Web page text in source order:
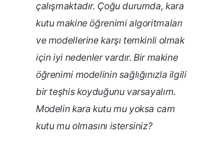
çalışmaktadır. Çoğu durumda, kara
kutu makine öğrenimi algoritmaları
ve modellerine karşı temkinli olmak
için iyi nedenler vardır. Bir makine
öğrenimi modelinin sağlığınızla ilgili
bir teşhis koyduğunu varsayalım.
Modelin kara kutu mu yoksa cam
kutu mu olmasını istersiniz?